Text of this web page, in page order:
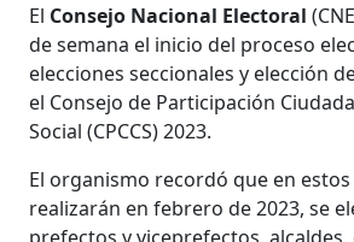
El Consejo Nacional Electoral
de semana el inicio del proceso
elecciones seccionales y elección
el Consejo de Participación
Social (CPCCS) 2023.
El organismo recordó que en
realizarán en febrero de 2023, se